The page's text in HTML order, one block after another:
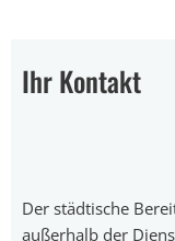
Ihr Kontakt
Der städtische
außerhalb der